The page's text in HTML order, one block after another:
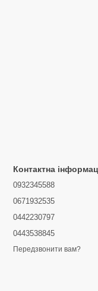
Контактна
0932345588
0671932535
0442230797
0443538845
Передзвонити вам?